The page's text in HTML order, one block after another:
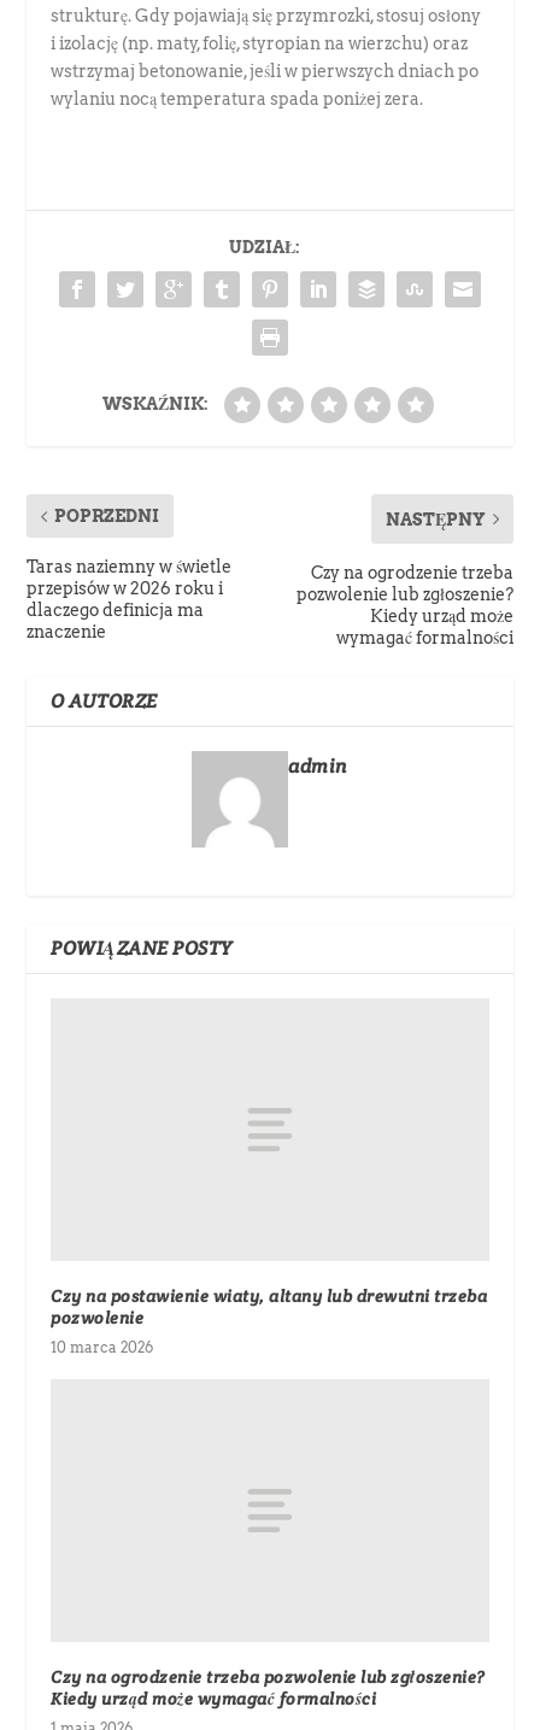
strukturę. Gdy pojawiają się przymrozki, stosuj osłony
i izolację (np. maty, folię, styropian na wierzchu) oraz
wstrzymaj betonowanie, jeśli w pierwszych dniach po
wylaniu nocą temperatura spada poniżej zera.
UDZIAŁ:
WSKAŹNIK:
POPRZEDNI
Taras naziemny w świetle
przepisów w 2026 roku i
dlaczego definicja ma
znaczenie
NASTĘPNY
Czy na ogrodzenie trzeba
pozwolenie lub zgłoszenie?
Kiedy urząd może
wymagać formalności
O AUTORZE
admin
POWIĄZANE POSTY
Czy na postawienie wiaty, altany lub drewutni trzeba
pozwolenie
10 marca 2026
Czy na ogrodzenie trzeba pozwolenie lub zgłoszenie?
Kiedy urząd może wymagać formalności